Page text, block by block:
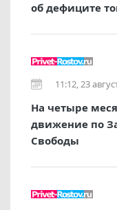
об дефиците
11:12, 23
На четыре
движение по
Свободы